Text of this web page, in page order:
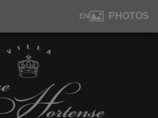
EN PHOTOS